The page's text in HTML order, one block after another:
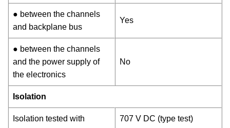
● between the channels
and backplane bus
Yes
● between the channels
and the power supply of
the electronics
No
Isolation
Isolation tested with 707 V DC (type test)